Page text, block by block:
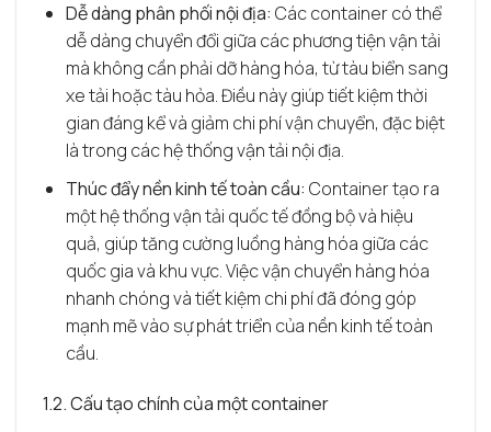
Dễ dàng phân phối nội địa: Các container có thể
dễ dàng chuyển đổi giữa các phương tiện vận tải
mà không cần phải dỡ hàng hóa, từ tàu biển sang
xe tải hoặc tàu hỏa. Điều này giúp tiết kiệm thời
gian đáng kể và giảm chi phí vận chuyển, đặc biệt
là trong các hệ thống vận tải nội địa.
Thúc đẩy nền kinh tế toàn cầu: Container tạo ra
một hệ thống vận tải quốc tế đồng bộ và hiệu
quả, giúp tăng cường luồng hàng hóa giữa các
quốc gia và khu vực. Việc vận chuyển hàng hóa
nhanh chóng và tiết kiệm chi phí đã đóng góp
mạnh mẽ vào sự phát triển của nền kinh tế toàn
cầu.
1.2. Cấu tạo chính của một container